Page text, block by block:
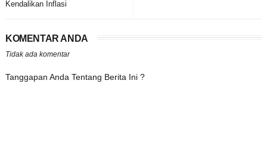
Kendalikan Inflasi
KOMENTAR ANDA
Tidak ada komentar
Tanggapan Anda Tentang Berita Ini ?